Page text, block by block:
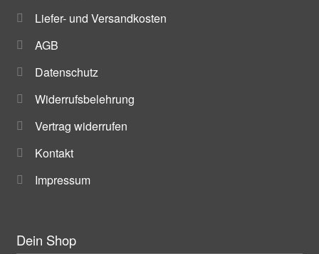
Liefer- und Versandkosten
AGB
Datenschutz
Widerrufsbelehrung
Vertrag widerrufen
Kontakt
Impressum
Dein Shop